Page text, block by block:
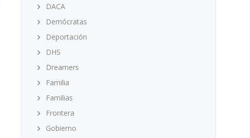
DACA
Demócratas
Deportación
DHS
Dreamers
Familia
Familias
Frontera
Gobierno